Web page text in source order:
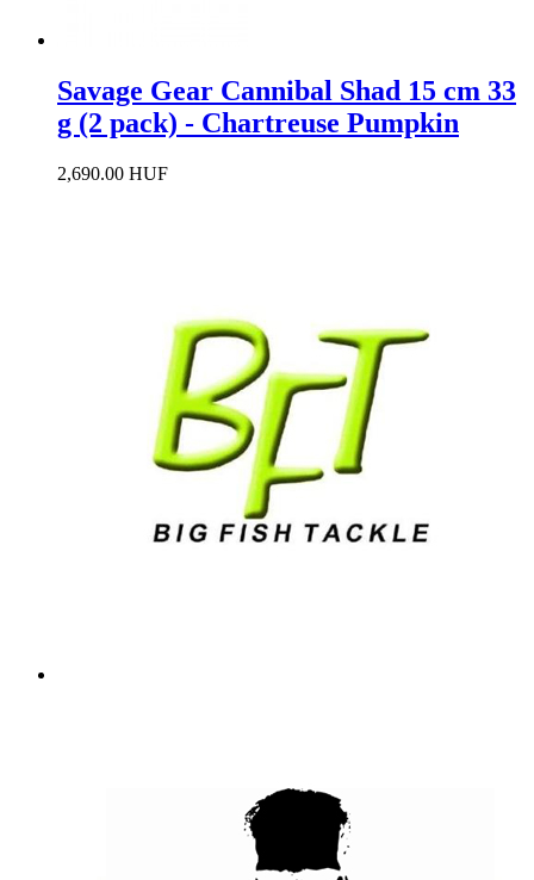
Savage Gear Cannibal Shad 15 cm 33
g (2 pack) - Chartreuse Pumpkin
2,690.00 HUF